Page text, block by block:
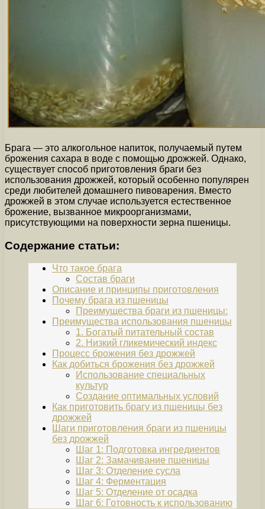
Брага — это алкогольное напиток, получаемый путем
брожения сахара в воде с помощью дрожжей. Однако,
существует способ приготовления браги без
использования дрожжей, который особенно популярен
среди любителей домашнего пивоварения. Вместо
дрожжей в этом случае используется естественное
брожение, вызванное микроорганизмами,
присутствующими на поверхности зерна пшеницы.
Содержание статьи:
Что такое брага
Состав браги
Описание и принципы приготовления
Почему брага из пшеницы
Преимущества браги из пшеницы:
Преимущества использования пшеницы
1. Богатый питательный состав
2. Низкий гликемический индекс
Процесс брожения без дрожжей
Как добиться брожения без дрожжей
Использование специальных
культур
Создание оптимальных условий
Как приготовить брагу из пшеницы без
дрожжей
Шаги приготовления браги из пшеницы
без дрожжей
Шаг 1: Подготовка ингредиентов
Шаг 2: Замачивание пшеницы
Шаг 3: Отделение сусла
Шаг 4: Ферментация
Шаг 5: Отделение от осадка
Шаг 6: Готовность к использованию